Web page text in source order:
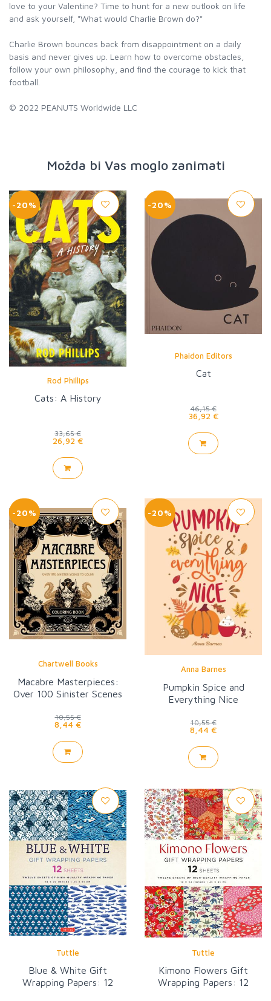
love to your Valentine? Time to hunt for a new outlook on life
and ask yourself, "What would Charlie Brown do?"
Charlie Brown bounces back from disappointment on a daily
basis and never gives up. Learn how to overcome obstacles,
follow your own philosophy, and find the courage to kick that
football.
© 2022 PEANUTS Worldwide LLC
Možda bi Vas moglo zanimati
-20%
Rod Phillips
Cats: A History
33,65 €
26,92 €
-20%
Phaidon Editors
Cat
46,15 €
36,92 €
-20%
Chartwell Books
Macabre Masterpieces:
Over 100 Sinister Scenes
10,55 €
8,44 €
-20%
Anna Barnes
Pumpkin Spice and
Everything Nice
10,55 €
8,44 €
Tuttle
Blue & White Gift
Wrapping Papers: 12
Tuttle
Kimono Flowers Gift
Wrapping Papers: 12